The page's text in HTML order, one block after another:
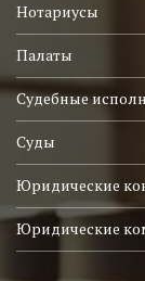
Нотариусы
Палаты
Судебные
Суды
Юридические
Юридические